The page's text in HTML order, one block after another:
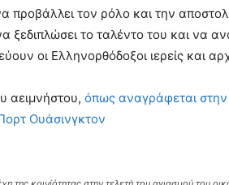
προβάλλει τον ρόλο και την
το ταλέντο του και να
οι Ελληνορθόδοξοι ιερείς και
αειμνήστου, όπως αναγράφεται στην
Ουάσινγκτον